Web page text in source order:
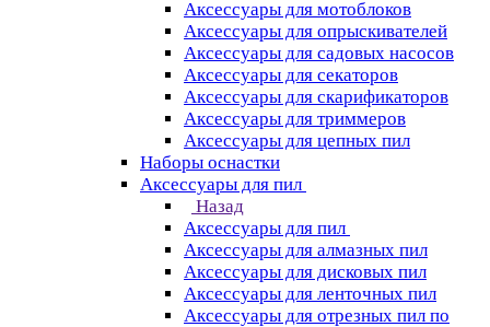
Аксессуары для мотоблоков
Аксессуары для опрыскивателей
Аксессуары для садовых насосов
Аксессуары для секаторов
Аксессуары для скарификаторов
Аксессуары для триммеров
Аксессуары для цепных пил
Наборы оснастки
Аксессуары для пил
Назад
Аксессуары для пил
Аксессуары для алмазных пил
Аксессуары для дисковых пил
Аксессуары для ленточных пил
Аксессуары для отрезных пил по